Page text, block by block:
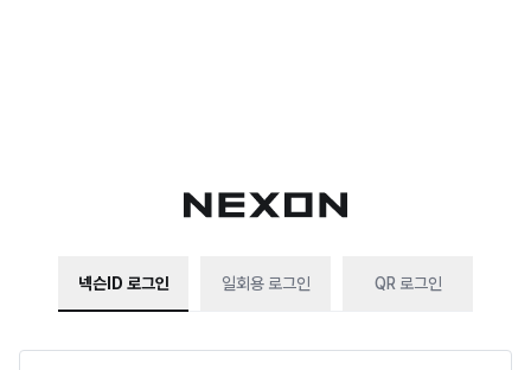
넥슨ID 로그인 일회용 로그인 QR 로그인